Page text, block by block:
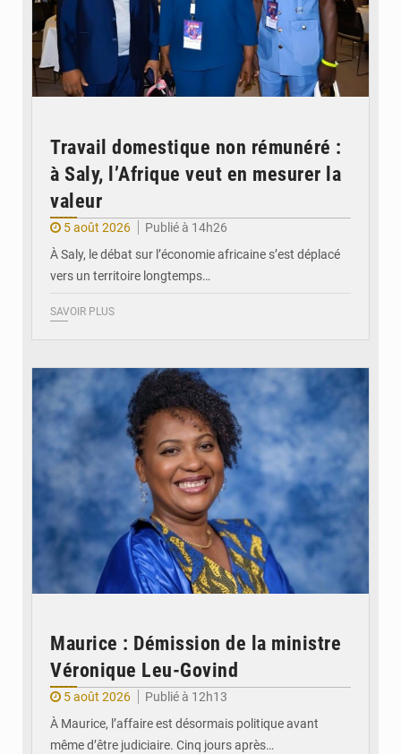
Travail domestique non rémunéré :
à Saly, l’Afrique veut en mesurer la
valeur
5 août 2026
Publié à 14h26
À Saly, le débat sur l’économie africaine s’est déplacé
vers un territoire longtemps…
SAVOIR PLUS
Maurice : Démission de la ministre
Véronique Leu-Govind
5 août 2026
Publié à 12h13
À Maurice, l’affaire est désormais politique avant
même d’être judiciaire. Cinq jours après…